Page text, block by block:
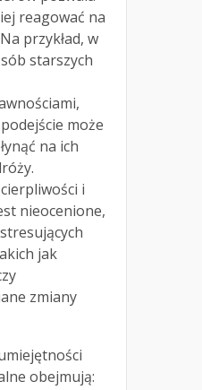
reagować na
przykład, w
starszych
może
na ich
i
nieocenione,
jak
zmiany
obejmują: